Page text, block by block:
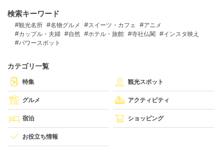
プライバシーポリシー
お問い合わせ
運営会社
トラベルライター募集
検索キーワード
観光名所 名物グルメ スイーツ・カフェ
アニメ
カップル・夫婦
自然 ホテル・旅館 寺社仏閣
インスタ映え
パワースポット
カテゴリ一覧
特集 観光スポット
グルメ アクティビティ
宿泊 ショッピング
お役立ち情報